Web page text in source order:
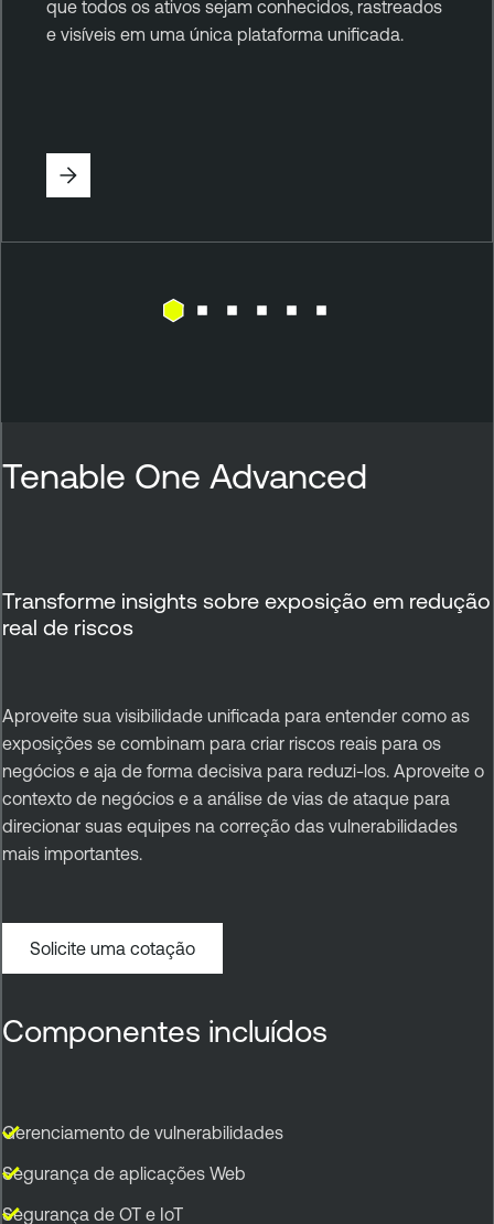
que todos os ativos sejam conhecidos, rastreados
e visíveis em uma única plataforma unificada.
Tenable One Advanced
Transforme insights sobre exposição em redução
real de riscos
Aproveite sua visibilidade unificada para entender como as
exposições se combinam para criar riscos reais para os
negócios e aja de forma decisiva para reduzi-los. Aproveite o
contexto de negócios e a análise de vias de ataque para
direcionar suas equipes na correção das vulnerabilidades
mais importantes.
Solicite uma cotação
Componentes incluídos
Gerenciamento de vulnerabilidades
Segurança de aplicações Web
Segurança de OT e IoT